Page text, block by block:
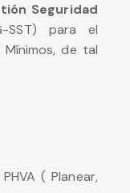
Seguridad
SST) para el
de tal
( Planear,